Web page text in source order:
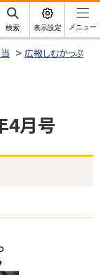
サ
イ
ト
内
検索 表示設定 メニュー
広報しむかっぷ
4月号